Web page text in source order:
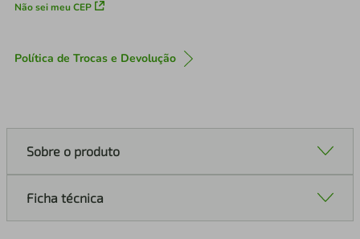
Não sei meu CEP
Política de Trocas e Devolução
Sobre o produto
Ficha técnica